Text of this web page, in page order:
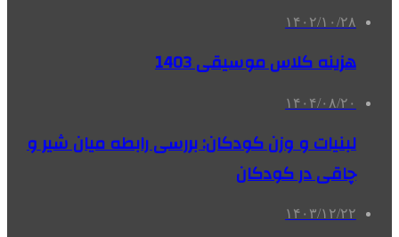
۱۴۰۲/۱۰/۲۸
هزینه کلاس موسیقی 1403
۱۴۰۴/۰۸/۲۰
لبنیات و وزن کودکان: بررسی رابطه میان شیر و
چاقی در کودکان
۱۴۰۳/۱۲/۲۲